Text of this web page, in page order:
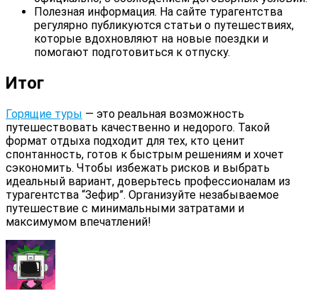
Полезная информация. На сайте турагентства
регулярно публикуются статьи о путешествиях,
которые вдохновляют на новые поездки и
помогают подготовиться к отпуску.
Итог
Горящие туры — это реальная возможность
путешествовать качественно и недорого. Такой
формат отдыха подходит для тех, кто ценит
спонтанность, готов к быстрым решениям и хочет
сэкономить. Чтобы избежать рисков и выбрать
идеальный вариант, доверьтесь профессионалам из
турагентства “Зефир”. Организуйте незабываемое
путешествие с минимальными затратами и
максимумом впечатлений!